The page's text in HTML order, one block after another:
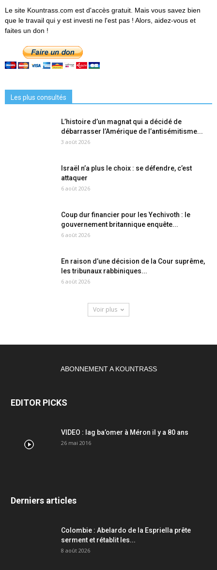
Le site Kountrass.com est d'accès gratuit. Mais vous savez bien
que le travail qui y est investi ne l'est pas ! Alors, aidez-vous et
faites un don !
Les plus consultés
L’histoire d’un magnat qui a décidé de
débarrasser l’Amérique de l’antisémitisme...
3 août 2026
Israël n’a plus le choix : se défendre, c’est
attaquer
6 août 2026
Coup dur financier pour les Yechivoth : le
gouvernement britannique enquête...
6 août 2026
En raison d’une décision de la Cour suprême,
les tribunaux rabbiniques...
6 août 2026
Voir plus
ABONNEMENT A KOUNTRASS
EDITOR PICKS
VIDEO : lag ba’omer à Méron il y a 80 ans
26 mai 2016
Derniers articles
Colombie : Abelardo de la Espriella prête
serment et rétablit les...
8 août 2026